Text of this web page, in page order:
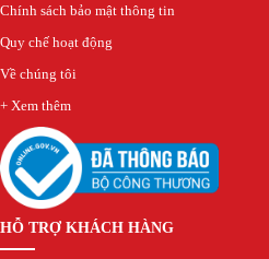
Gateway RUIJIE
ENGENIUS Router
Thiết bị chia mạng Switch
Switch Aruba
Switch Mikrotik
Switch Cisco
Switch Cisco Catalyst
Unifi Switch
Switch H3C
EdgeSwitch
Chính sách bảo mật thông tin
Quy chế hoạt động
Về chúng tôi
+ Xem thêm
HỖ TRỢ KHÁCH HÀNG